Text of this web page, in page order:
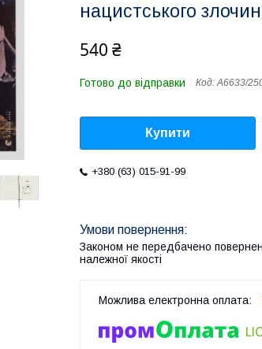
нацистського
540 ₴
Готово до відправки Код:А6633/
Купити
+380 (63) 015-91-99
Законом не передбачено
належної якості